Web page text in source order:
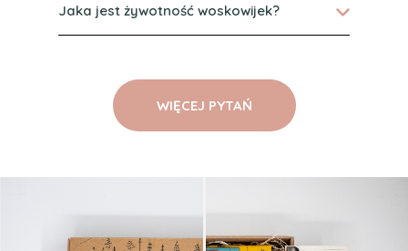
Jaka jest żywotność woskowijek?
WIĘCEJ PYTAŃ